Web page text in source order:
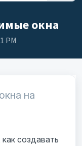
окна
PM
на
создавать